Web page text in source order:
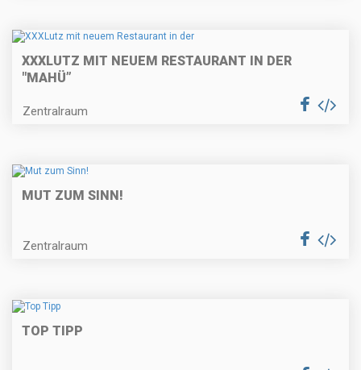
XXXLUTZ MIT NEUEM RESTAURANT IN DER
"MAHÜ”
Zentralraum
MUT ZUM SINN!
Zentralraum
TOP TIPP